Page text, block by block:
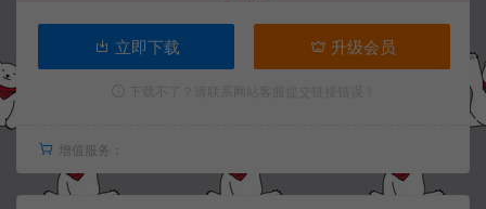
立即下载 升级会员
增值服务：